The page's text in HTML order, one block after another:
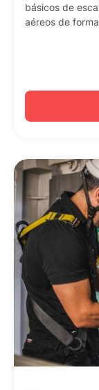
básicos de
aéreos de